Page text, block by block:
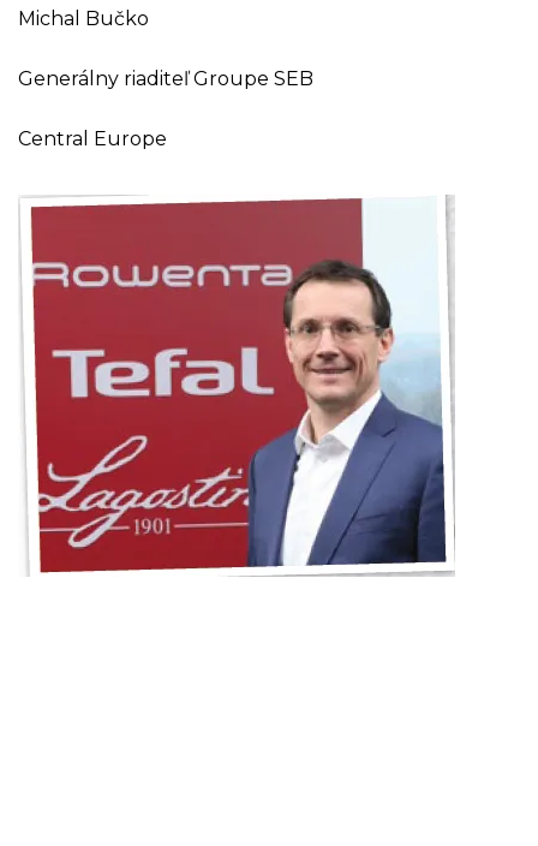
Michal Bučko
Generálny riaditeľ Groupe SEB
Central Europe